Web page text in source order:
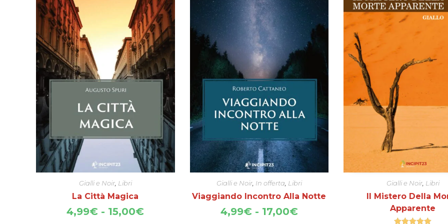
Gialli e Noir, Libri
La Città Magica
4,99€ - 15,00€Fascia
Gialli e Noir, In offerta Libri
Viaggiando Incontro Alla Notte
4,99€ - 17,00€Fascia
Gialli e Noir, Libri
Il Mistero Della
Apparente